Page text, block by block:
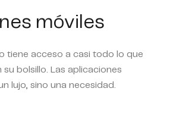
móviles
tiene acceso a casi todo lo que
bolsillo. Las aplicaciones
lujo, sino una necesidad.